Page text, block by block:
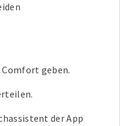
Comfort geben.
der App